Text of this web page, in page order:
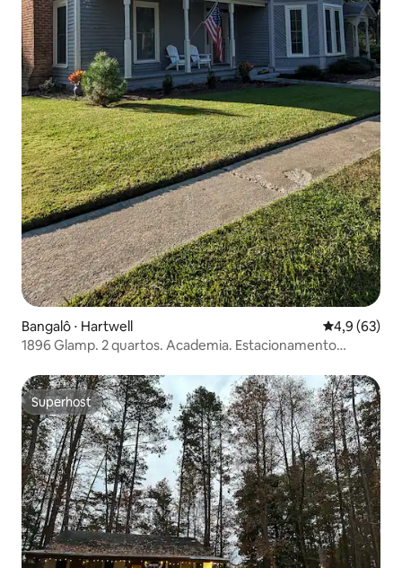
Bangalô ⋅ Hartwell 4,9 de uma
4,9 (63)
1896 Glamp. 2 quartos. Academia. Estacionamento
Superhost
Superhost